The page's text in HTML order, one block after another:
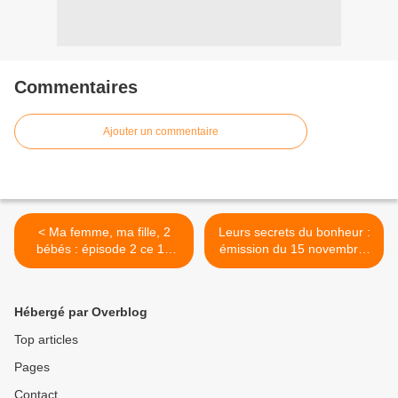
Commentaires
Ajouter un commentaire
< Ma femme, ma fille, 2
bébés : épisode 2 ce 15
novembre.
Leurs secrets du bonheur :
émission du 15 novembre,
avec Foresti. >
Hébergé par Overblog
Top articles
Pages
Contact